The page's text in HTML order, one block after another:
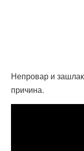
Непровар и
причина.